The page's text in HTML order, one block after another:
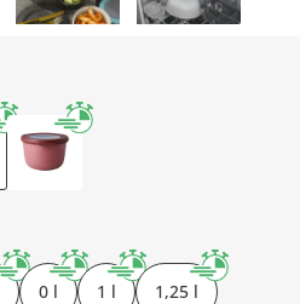
0 l 1 l 1,25 l